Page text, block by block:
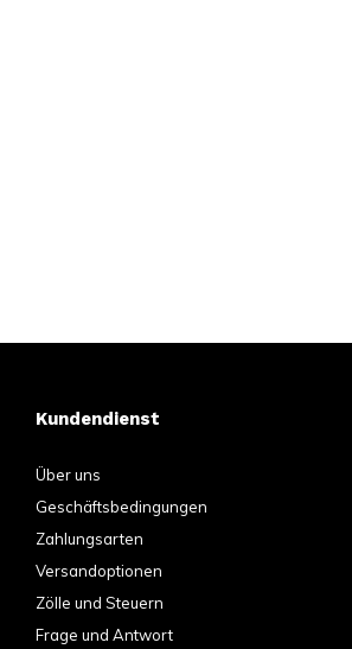
Kundendienst
Über uns
Geschäftsbedingungen
Zahlungsarten
Versandoptionen
Zölle und Steuern
Frage und Antwort